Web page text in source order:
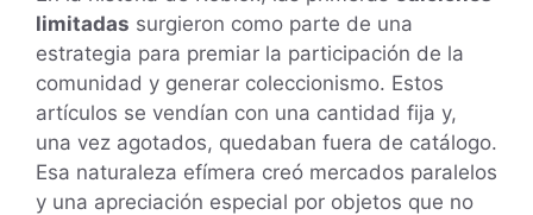
limitadas surgieron como parte de una
estrategia para premiar la participación de la
comunidad y generar coleccionismo. Estos
artículos se vendían con una cantidad fija y,
una vez agotados, quedaban fuera de catálogo.
Esa naturaleza efímera creó mercados paralelos
y una apreciación especial por objetos que no